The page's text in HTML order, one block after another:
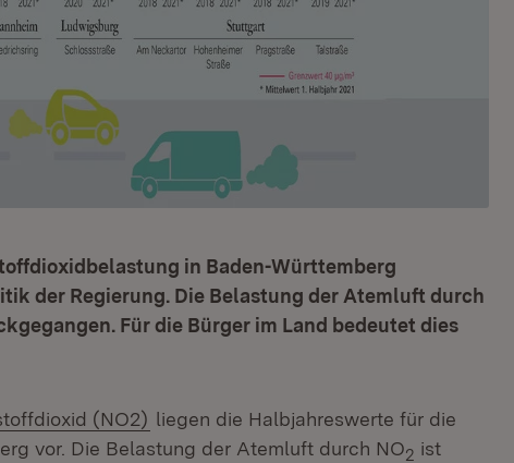
in Baden-Württemberg
der Regierung. Die Belastung der Atemluft durch
Für die Bürger im Land bedeutet dies
(NO2) (Öffnet in neuem Fenster)
liegen die Halbjahreswerte für die
vor. Die Belastung der Atemluft durch NO2 ist